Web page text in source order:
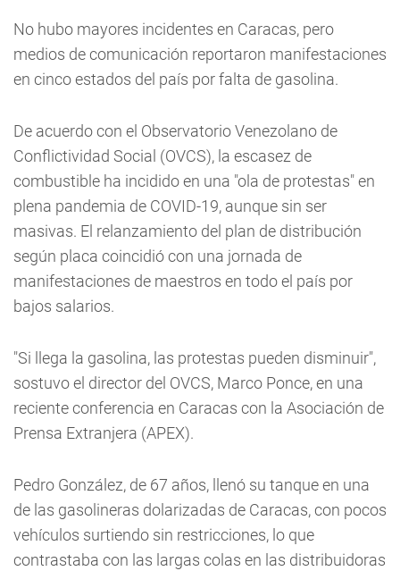
No hubo mayores incidentes en Caracas, pero
medios de comunicación reportaron manifestaciones
en cinco estados del país por falta de gasolina.
De acuerdo con el Observatorio Venezolano de
Conflictividad Social (OVCS), la escasez de
combustible ha incidido en una "ola de protestas" en
plena pandemia de COVID-19, aunque sin ser
masivas. El relanzamiento del plan de distribución
según placa coincidió con una jornada de
manifestaciones de maestros en todo el país por
bajos salarios.
"Si llega la gasolina, las protestas pueden disminuir",
sostuvo el director del OVCS, Marco Ponce, en una
reciente conferencia en Caracas con la Asociación de
Prensa Extranjera (APEX).
Pedro González, de 67 años, llenó su tanque en una
de las gasolineras dolarizadas de Caracas, con pocos
vehículos surtiendo sin restricciones, lo que
contrastaba con las largas colas en las distribuidoras